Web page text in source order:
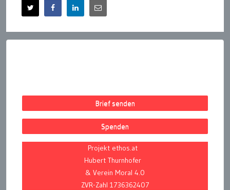
Brief senden
Spenden
Projekt ethos.at
Hubert Thurnhofer
& Verein Moral 4.0
ZVR-Zahl 1736362407